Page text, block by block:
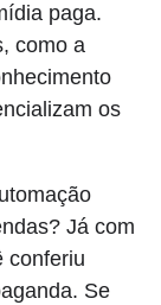
paga.
como a
os
Já com
conferiu
Se